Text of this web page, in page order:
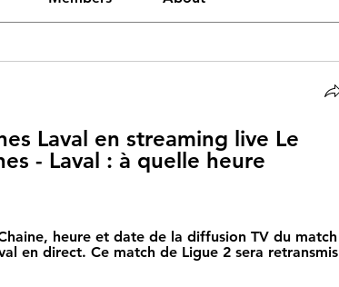
Laval en streaming live Le
- Laval : à quelle heure
heure et date de la diffusion TV du match
en direct. Ce match de Ligue 2 sera retransmis